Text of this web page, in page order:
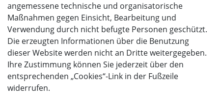
angemessene technische und organisatorische
Maßnahmen gegen Einsicht, Bearbeitung und
Verwendung durch nicht befugte Personen geschützt.
Die erzeugten Informationen über die Benutzung
dieser Website werden nicht an Dritte weitergegeben.
Ihre Zustimmung können Sie jederzeit über den
entsprechenden „Cookies“-Link in der Fußzeile
widerrufen.